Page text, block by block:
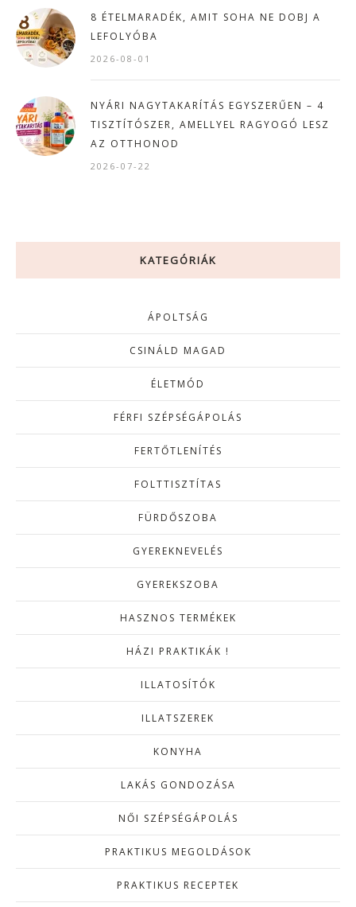
8 ÉTELMARADÉK, AMIT SOHA NE DOBJ A
LEFOLYÓBA
2026-08-01
NYÁRI NAGYTAKARÍTÁS EGYSZERŰEN – 4
TISZTÍTÓSZER, AMELLYEL RAGYOGÓ LESZ
AZ OTTHONOD
2026-07-22
KATEGÓRIÁK
ÁPOLTSÁG
CSINÁLD MAGAD
ÉLETMÓD
FÉRFI SZÉPSÉGÁPOLÁS
FERTŐTLENÍTÉS
FOLTTISZTÍTAS
FÜRDŐSZOBA
GYEREKNEVELÉS
GYEREKSZOBA
HASZNOS TERMÉKEK
HÁZI PRAKTIKÁK !
ILLATOSÍTÓK
ILLATSZEREK
KONYHA
LAKÁS GONDOZÁSA
NŐI SZÉPSÉGÁPOLÁS
PRAKTIKUS MEGOLDÁSOK
PRAKTIKUS RECEPTEK